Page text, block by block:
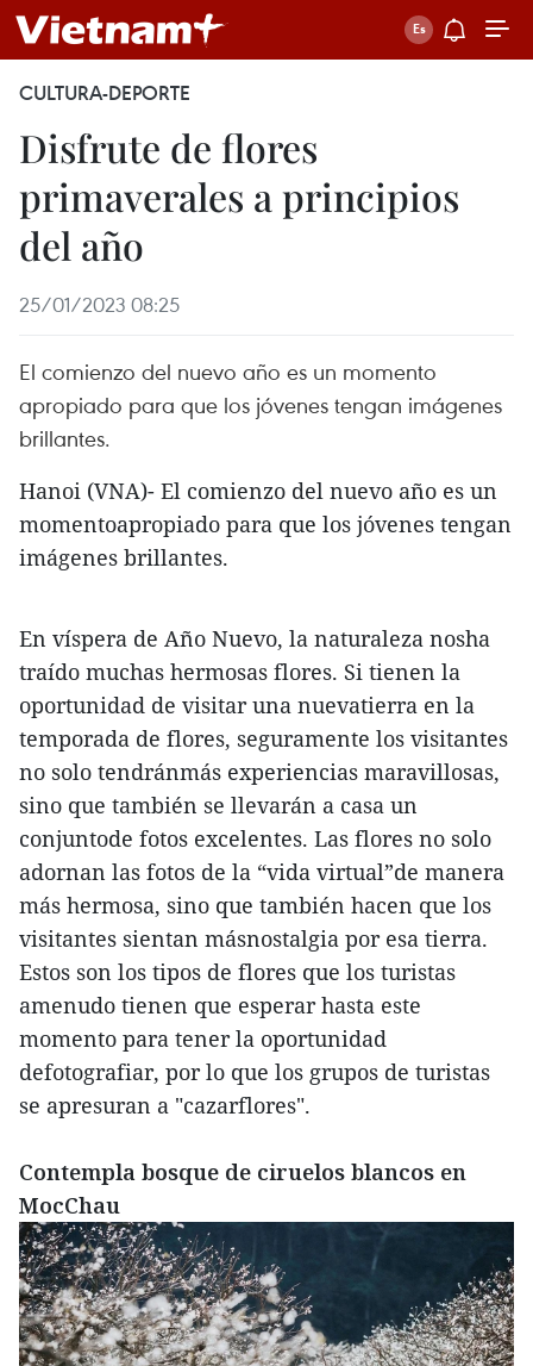
CULTURA-DEPORTE
Disfrute de flores
primaverales a principios
del año
25/01/2023 08:25
El comienzo del nuevo año es un momento
apropiado para que los jóvenes tengan imágenes
brillantes.
Hanoi (VNA)- El comienzo del nuevo año es un
momentoapropiado para que los jóvenes tengan
imágenes brillantes.
En víspera de Año Nuevo, la naturaleza nosha
traído muchas hermosas flores. Si tienen la
oportunidad de visitar una nuevatierra en la
temporada de flores, seguramente los visitantes
no solo tendránmás experiencias maravillosas,
sino que también se llevarán a casa un
conjuntode fotos excelentes. Las flores no solo
adornan las fotos de la “vida virtual”de manera
más hermosa, sino que también hacen que los
visitantes sientan másnostalgia por esa tierra.
Estos son los tipos de flores que los turistas
amenudo tienen que esperar hasta este
momento para tener la oportunidad
defotografiar, por lo que los grupos de turistas
se apresuran a "cazarflores".
Contempla bosque de ciruelos blancos en
MocChau